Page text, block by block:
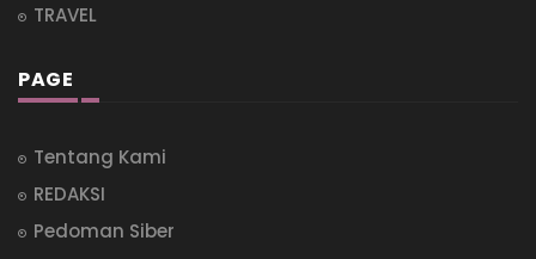
TRAVEL
PAGE
Tentang Kami
REDAKSI
Pedoman Siber